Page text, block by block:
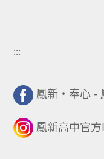
:::
鳳新・奉心 -
鳳新高中官